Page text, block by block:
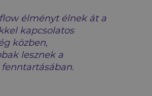
élményt élnek át a
kapcsolatos
közben,
lesznek a